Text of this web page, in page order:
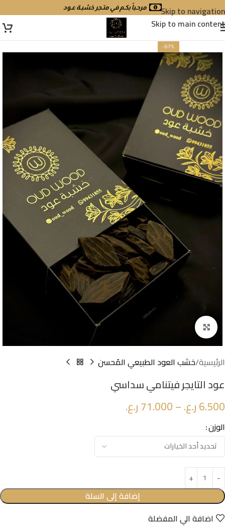
Skip to navigation
Skip to main content
مرحـباً بكـم في متـجر خشبـة عـود
-57%
Click to enlarge
الرئيسية خشب العود الطبيعي المُحسن
عود التايجر فيتنامي سداسي
6.500ر.ع.–
71.000ر.ع.
الوزن
إضافة إلى السلة
اضافة الي المفضلة